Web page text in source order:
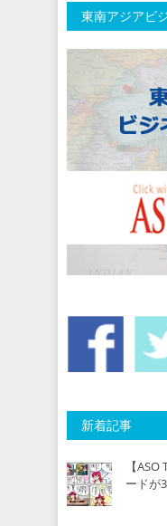
東南アジアビ
新着記事
【
ードが